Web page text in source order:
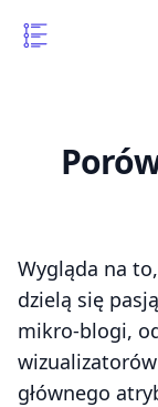
Wygląda na
dzielą się
mikro-blogi,
głównego